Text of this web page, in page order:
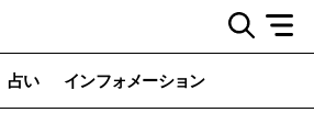
占い インフォメーション